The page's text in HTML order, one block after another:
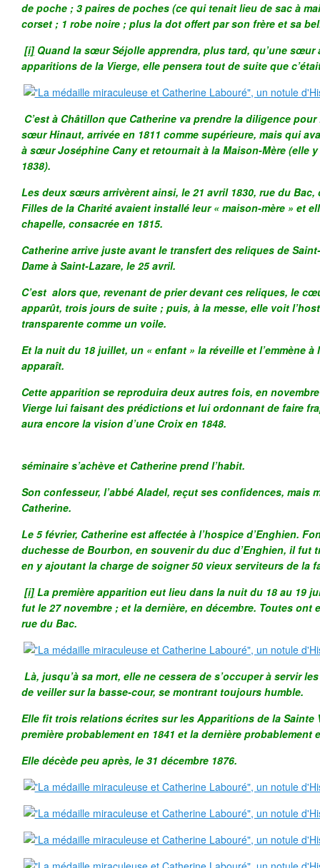
de poche ; 3 paires de poches (ce qui tenait lieu de sac à
corset ; 1 robe noire ; plus la dot offert par son frère et sa
[i]Quand la sœur Séjolle apprendra, plus tard, qu’une sœur
apparitions de la Vierge, elle pensera tout de suite que
C’est à Châtillon que Catherine va prendre la diligence
sœur Hinaut, arrivée en 1811 comme supérieure, mais qui
à sœur Joséphine Cany et retournait à la Maison-Mère (elle
1838).
Les deux sœurs arrivèrent ainsi, le 21 avril 1830, rue du Bac,
Filles de la Charité avaient installé leur « maison-mère » et
chapelle, consacrée en 1815.
Catherine arrive juste avant le transfert des reliques de
Dame à Saint-Lazare, le 25 avril.
C’est alors que, revenant de prier devant ces reliques, le
apparût, trois jours de suite ; puis, à la messe, elle voit
transparente comme un voile.
Et la nuit du 18 juillet, un « enfant » la réveille et l’emmène
apparaît.
Cette apparition se reproduira deux autres fois, en
Vierge lui faisant des prédictions et lui ordonnant de faire
aura encore la vision d’une Croix en 1848.
séminaire s’achève et Catherine prend l’habit.
Son confesseur, l’abbé Aladel, reçut ses confidences, mais
Catherine.
Le 5 février, Catherine est affectée à l’hospice d’Enghien.
duchesse de Bourbon, en souvenir du duc d’Enghien, il fut
en y ajoutant la charge de soigner 50 vieux serviteurs de la
[i]La première apparition eut lieu dans la nuit du 18 au 19
fut le 27 novembre ; et la dernière, en décembre. Toutes ont
rue du Bac.
Là, jusqu’à sa mort, elle ne cessera de s’occuper à servir
de veiller sur la basse-cour, se montrant toujours humble.
Elle fit trois relations écrites sur les Apparitions de la Sainte
première probablement en 1841 et la dernière probablement
Elle décède peu après, le 31 décembre 1876.